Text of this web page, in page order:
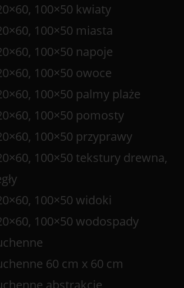
100×50 kwiaty
100×50 miasta
100×50 napoje
100×50 owoce
100×50 palmy plaże
100×50 pomosty
100×50 przyprawy
100×50 tekstury drewna,
100×50 widoki
100×50 wodospady
60 cm x 60 cm
abstrakcje